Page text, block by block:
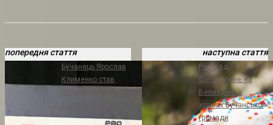
попередня стаття
Бучанець Ярослав
Клименко став
наступна стаття
Розклад
богослужінь на
Великдень у
храмах Бучанської
громади